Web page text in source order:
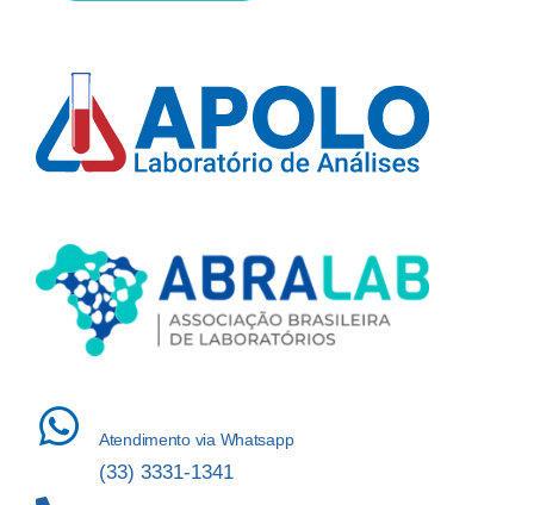
Atendimento via Whatsapp
(33) 3331-1341